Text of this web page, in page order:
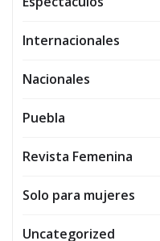
Internacionales
Nacionales
Puebla
Revista Femenina
Solo para mujeres
Uncategorized